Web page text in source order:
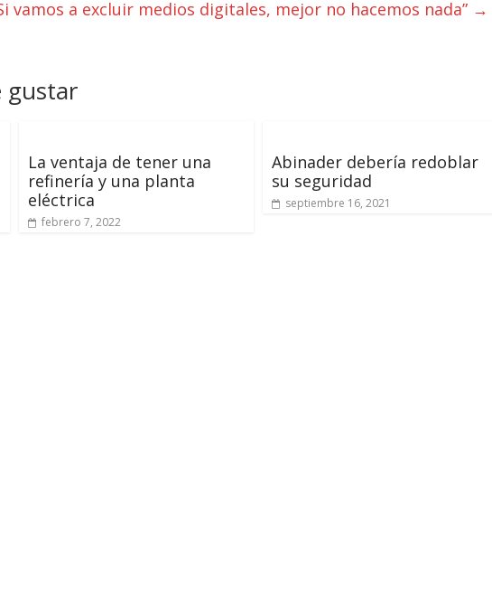
vamos a excluir medios digitales, mejor no hacemos nada” →
gustar
La ventaja de tener una
refinería y una planta
eléctrica
febrero 7, 2022
Abinader debería redoblar
su seguridad
septiembre 16, 2021